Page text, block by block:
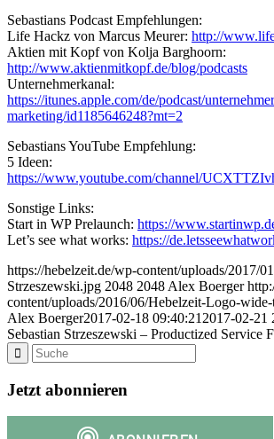
Sebastians Podcast Empfehlungen:
Life Hackz von Marcus Meurer: http://
Aktien mit Kopf von Kolja Barghoorn:
http://www.aktienmitkopf.de/blog/podcasts
Unternehmerkanal:
https://itunes.apple.com/de/podcast/
marketing/id1185646248?mt=2
Sebastians YouTube Empfehlung:
5 Ideen:
https://www.youtube.com/channel/
Sonstige Links:
Start in WP Prelaunch: https://
Let’s see what works: https://
https://hebelzeit.de/wp-content/uploads/2017/
Strzeszewski.jpg 2048 2048 Alex Boerger
content/uploads/2016/06/Hebelzeit-Logo-
Alex Boerger2017-02-18 09:40:21 2017-02-21
Sebastian Strzeszewski – Productized Service
Jetzt abonnieren